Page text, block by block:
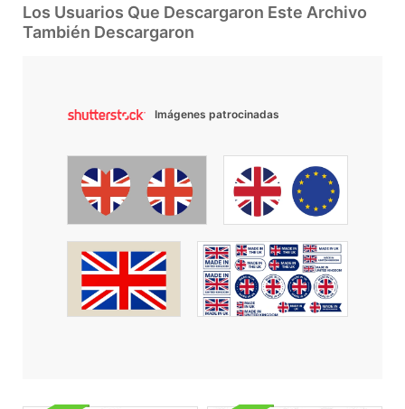
Los Usuarios Que Descargaron Este Archivo
También Descargaron
Imágenes patrocinadas